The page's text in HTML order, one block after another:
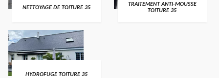
NETTOYAGE DE TOITURE 35
TRAITEMENT ANTI-MOUSSE
TOITURE 35
HYDROFUGE TOITURE 35